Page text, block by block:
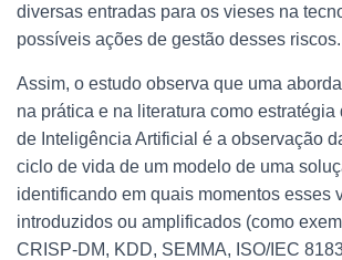
diversas entradas para os vieses na
possíveis ações de gestão desses riscos.
Assim, o estudo observa que uma
na prática e na literatura como estratégia
de Inteligência Artificial é a observação
ciclo de vida de um modelo de uma
identificando em quais momentos esses
introduzidos ou amplificados (como
CRISP-DM, KDD, SEMMA, ISO/IEC